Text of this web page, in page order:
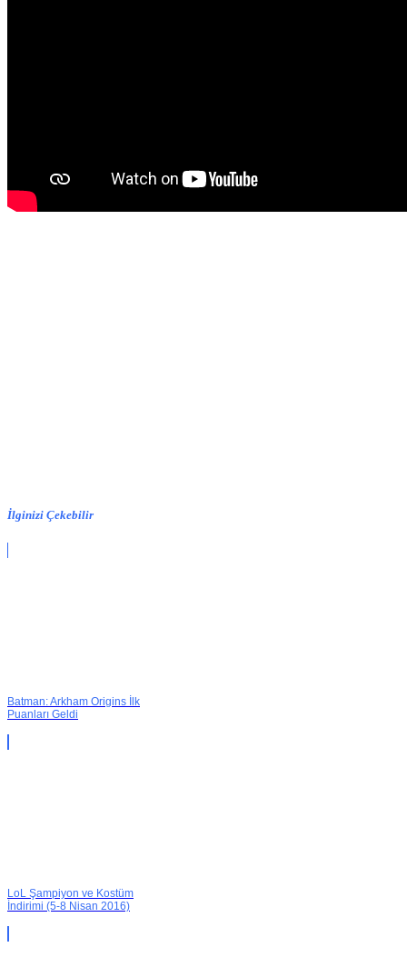
İlginizi Çekebilir
Batman: Arkham Origins İlk
Puanları Geldi
LoL Şampiyon ve Kostüm
İndirimi (5-8 Nisan 2016)